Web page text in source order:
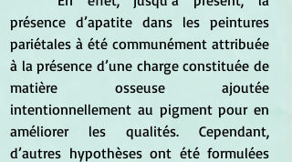
présence d’apatite dans les peintures
pariétales à été communément attribuée
à la présence d’une charge constituée de
matière osseuse ajoutée
intentionnellement au pigment pour en
améliorer les qualités. Cependant,
d’autres hypothèses ont été formulées